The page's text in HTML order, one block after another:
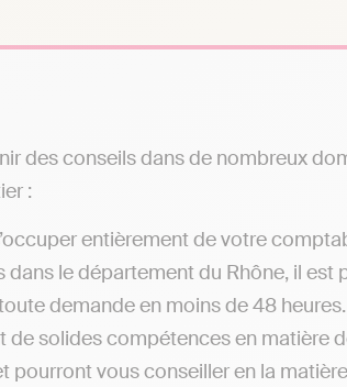
des conseils dans de nombreux
:
entièrement de votre
le département du Rhône, il est
demande en moins de 48 heures.
solides compétences en matière
pourront vous conseiller en la